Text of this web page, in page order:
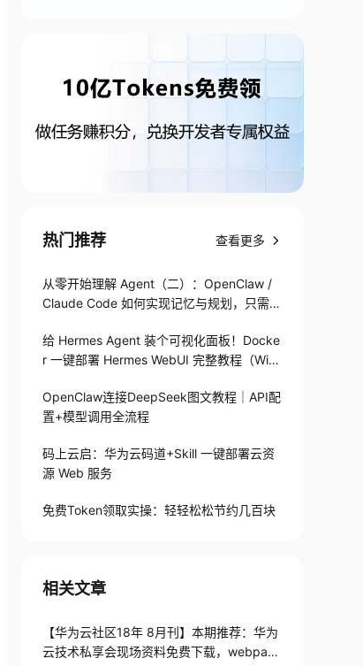
热门推荐 查看更多
从零开始理解 Agent（二）：OpenClaw /
Claude Code 如何实现记忆与规划，只需1
给 Hermes Agent 装个可视化面板！Docke
r 一键部署 Hermes WebUI 完整教程（Win
OpenClaw连接DeepSeek图文教程｜API配
置+模型调用全流程
码上云启：华为云码道+Skill 一键部署云资
源 Web 服务
免费Token领取实操：轻轻松松节约几百块
相关文章
【华为云社区18年 8月刊】本期推荐：华为
云技术私享会现场资料免费下载，webpack